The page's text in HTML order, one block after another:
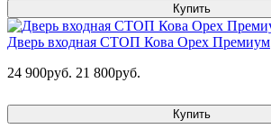
Купить
Дверь входная СТОП Кова Орех Премиум
24 900руб. 21 800руб.
Купить